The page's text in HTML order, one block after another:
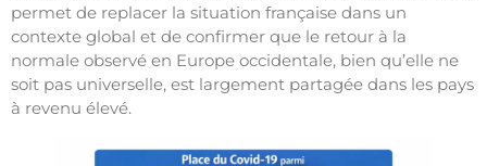
permet de replacer la situation française dans un
contexte global et de confirmer que le retour à la
normale observé en Europe occidentale, bien qu’elle ne
soit pas universelle, est largement partagée dans les pays
à revenu élevé.